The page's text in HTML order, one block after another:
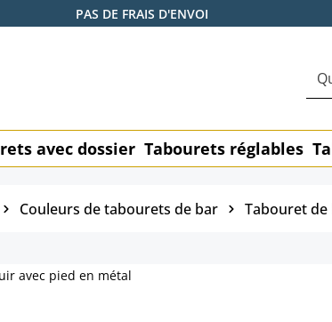
PAS DE FRAIS D'ENVOI
avec dossier Tabourets réglables
Couleurs de tabourets de bar Tabouret